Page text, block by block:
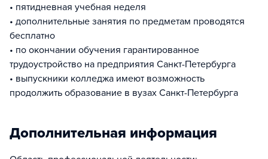
• пятидневная учебная неделя
• дополнительные занятия по предметам проводятся
бесплатно
• по окончании обучения гарантированное
трудоустройство на предприятия Санкт-Петербурга
• выпускники колледжа имеют возможность
продолжить образование в вузах Санкт-Петербурга
Дополнительная информация